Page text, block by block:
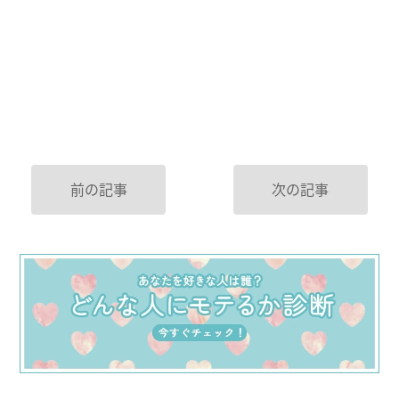
前の記事 次の記事